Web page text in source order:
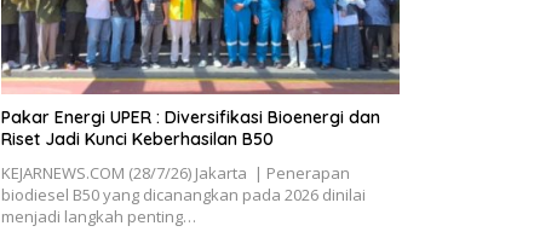
Pakar Energi UPER : Diversifikasi Bioenergi dan
Riset Jadi Kunci Keberhasilan B50
KEJARNEWS.COM (28/7/26) Jakarta | Penerapan
biodiesel B50 yang dicanangkan pada 2026 dinilai
menjadi langkah penting…